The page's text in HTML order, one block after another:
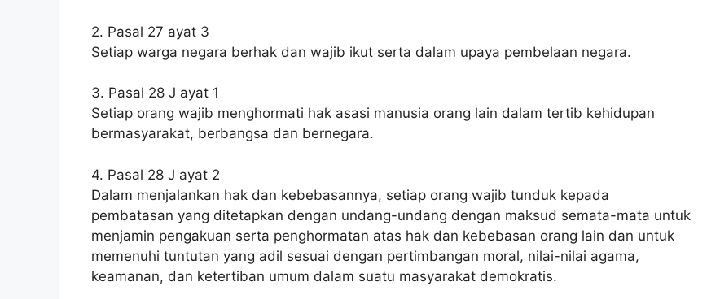
2. Pasal 27 ayat 3
Setiap warga negara berhak dan wajib ikut serta dalam upaya pembelaan negara.
3. Pasal 28 J ayat 1
Setiap orang wajib menghormati hak asasi manusia orang lain dalam tertib kehidupan
bermasyarakat, berbangsa dan bernegara.
4. Pasal 28 J ayat 2
Dalam menjalankan hak dan kebebasannya, setiap orang wajib tunduk kepada
pembatasan yang ditetapkan dengan undang-undang dengan maksud semata-mata untuk
menjamin pengakuan serta penghormatan atas hak dan kebebasan orang lain dan untuk
memenuhi tuntutan yang adil sesuai dengan pertimbangan moral, nilai-nilai agama,
keamanan, dan ketertiban umum dalam suatu masyarakat demokratis.